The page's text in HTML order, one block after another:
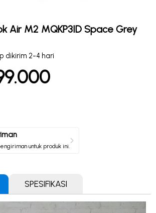
Air M2 MQKP3ID Space Grey
dikirim 2-4 hari
untuk produk ini.
SPESIFIKASI